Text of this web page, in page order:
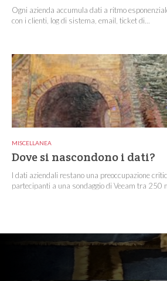
Ogni azienda accumula dati a ritmo
con i clienti, log di sistema, email, ticket di...
MISCELLANEA
Dove si nascondono i dati?
I dati aziendali restano una preoccupazione
partecipanti a una sondaggio di Veeam tra 250